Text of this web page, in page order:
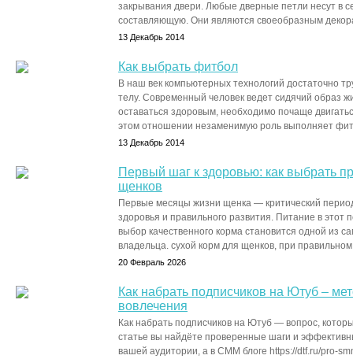
закрывания двери. Любые дверные петли несут в
составляющую. Они являются своеобразным
13 Декабрь 2014
Как выбрать фитбол
В наш век компьютерных технологий достаточно
телу. Современный человек ведет сидячий образ
оставаться здоровым, необходимо почаще
этом отношении незаменимую роль выполняет
13 Декабрь 2014
Первый шаг к здоровью: как выбрать
щенков
Первые месяцы жизни щенка — критический
здоровья и правильного развития. Питание в этот
выбор качественного корма становится одной из
владельца. сухой корм для щенков, при
20 Февраль 2026
Как набрать подписчиков на Ютуб –
вовлечения
Как набрать подписчиков на Ютуб — вопрос,
статье вы найдёте проверенные шаги и
вашей аудитории, а в СММ блоге https://dtf.ru/pro-